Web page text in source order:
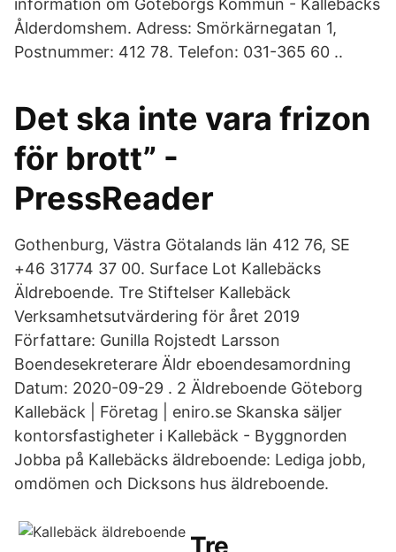
information om Göteborgs Kommun - Kallebäcks
Ålderdomshem. Adress: Smörkärnegatan 1,
Postnummer: 412 78. Telefon: 031-365 60 ..
Det ska inte vara frizon
för brott” -
PressReader
Gothenburg, Västra Götalands län 412 76, SE
+46 31774 37 00. Surface Lot Kallebäcks
Äldreboende. Tre Stiftelser Kallebäck
Verksamhetsutvärdering för året 2019
Författare: Gunilla Rojstedt Larsson
Boendesekreterare Äldr eboendesamordning
Datum: 2020-09-29 . 2 Äldreboende Göteborg
Kallebäck | Företag | eniro.se Skanska säljer
kontorsfastigheter i Kallebäck - Byggnorden
Jobba på Kallebäcks äldreboende: Lediga jobb,
omdömen och Dicksons hus äldreboende.
Tre